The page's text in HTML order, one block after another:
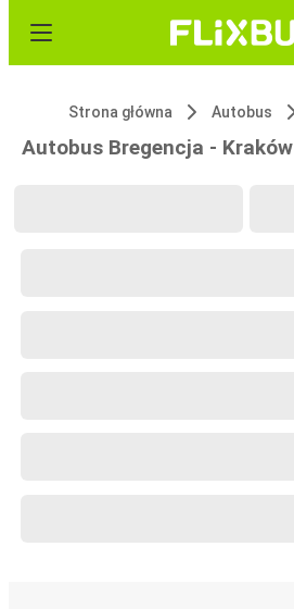
Strona główna Autobus
Autobus Bregencja - Kraków